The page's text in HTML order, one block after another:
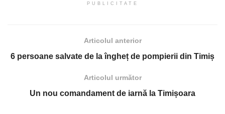
PUBLICITATE
Articolul anterior
6 persoane salvate de la îngheț de pompierii din Timiș
Articolul următor
Un nou comandament de iarnă la Timișoara